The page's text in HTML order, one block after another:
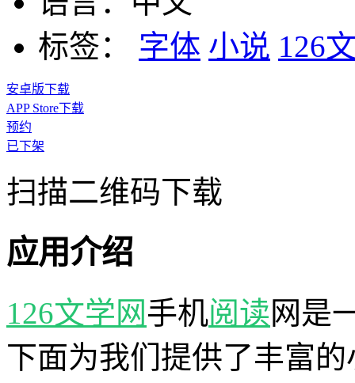
标签：
字体 小说 126
安卓版下载
APP Store下载
预约
已下架
扫描二维码下载
应用介绍
126文学网手机阅读网是
下面为我们提供了丰富的